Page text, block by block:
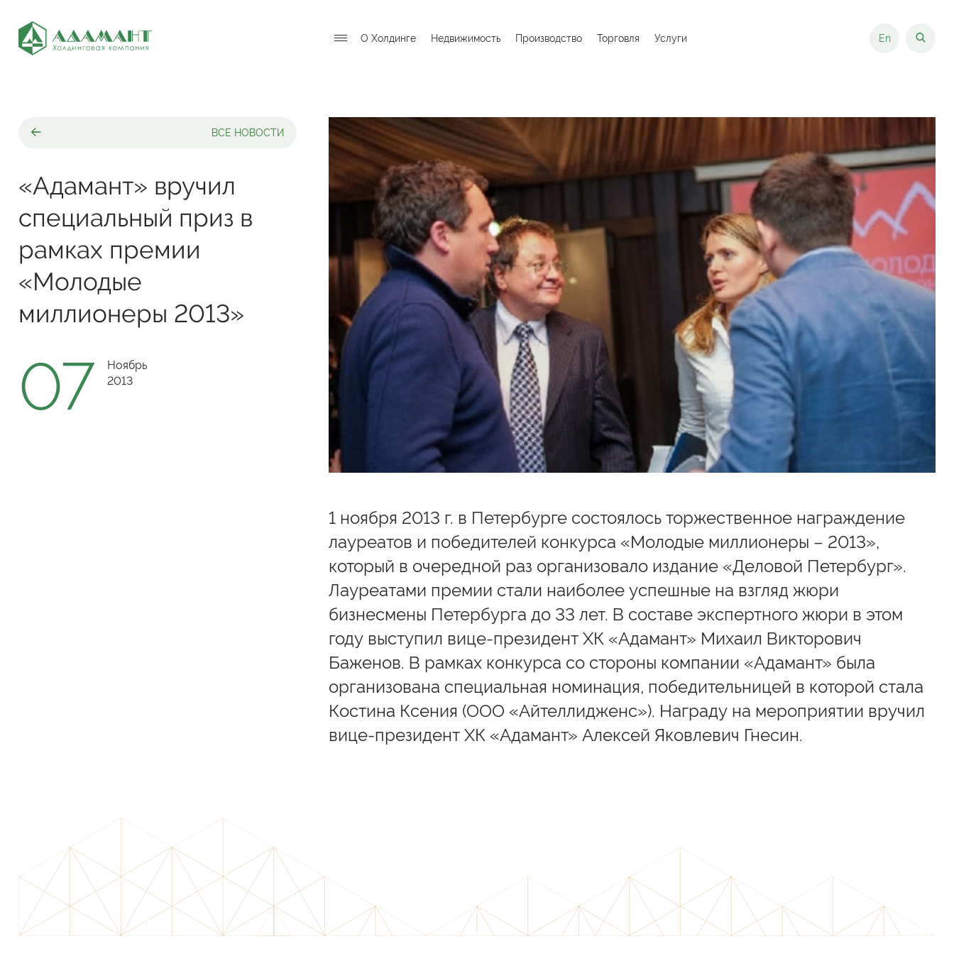
О Холдинге Недвижимость Производство Торговля Услуги En
ВСЕ НОВОСТИ
«Адамант» вручил
специальный приз в
рамках премии
«Молодые
миллионеры 2013»
07
Ноябрь
2013
1 ноября 2013 г. в Петербурге состоялось торжественное награждение
лауреатов и победителей конкурса «Молодые миллионеры – 2013»,
который в очередной раз организовало издание «Деловой Петербург».
Лауреатами премии стали наиболее успешные на взгляд жюри
бизнесмены Петербурга до 33 лет. В составе экспертного жюри в этом
году выступил вице-президент ХК «Адамант» Михаил Викторович
Баженов. В рамках конкурса со стороны компании «Адамант» была
организована специальная номинация, победительницей в которой стала
Костина Ксения (ООО «Айтеллидженс»). Награду на мероприятии вручил
вице-президент ХК «Адамант» Алексей Яковлевич Гнесин.